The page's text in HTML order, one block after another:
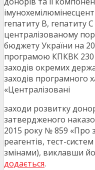
гепатиту В, гепатиту С
централізованому
бюджету України на
програмою КПКВК
заходів окремих
заходів програмного
«Централізовані
заходи розвитку
затвердженого
2015 року № 859 «Про
реагентів, тест-
змінами), виклавши
додається.